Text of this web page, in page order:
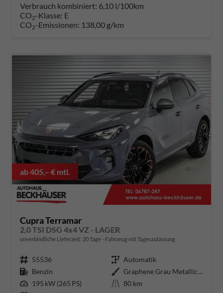
Verbrauch kombiniert: 6,10 l/100km
CO2-Klasse: E
CO2-Emissionen: 138,00 g/km
ab 405,– € mtl.
Cupra Terramar
2,0 TSI DSG 4x4 VZ - LAGER
unverbindliche Lieferzeit: 20 Tage Fahrzeug mit Tageszulassung
Fahrzeugnummer 55536 Getriebe Automatik
Kraftstoff Benzin Außenfarbe
Graphene Grau Metallic (R6)
Leistung 195 kW (265 PS) Kilometerstand 80 km